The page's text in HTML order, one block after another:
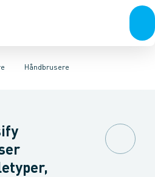
& rørKuglehaner & ventiler
VaskeArmaturer
Håndbrusere
BrusesætBrusestænger